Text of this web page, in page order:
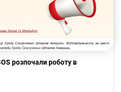
розпочали роботу в